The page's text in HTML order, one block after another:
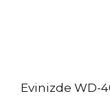
Evinizde WD-